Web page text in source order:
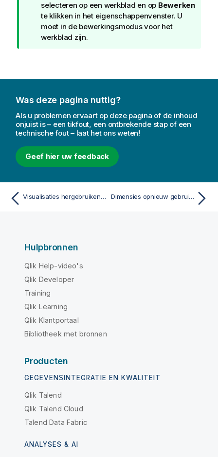
p
selecteren op een werkblad en op Bewerken
te klikken in het eigenschappenvenster. U
moet in de bewerkingsmodus voor het
werkblad zijn.
Was deze pagina nuttig?
Als u problemen ervaart op deze pagina of de inhoud
onjuist is – een tikfout, een ontbrekende stap of een
technische fout – laat het ons weten!
Geef hier uw feedback
Visualisaties hergebruiken met een mastervisualisatie Dimensies opnieuw gebruiken met masterdimensies
Hulpbronnen
Qlik Help-video's
Qlik Developer
Training
Qlik Learning
Qlik Klantportaal
Bibliotheek met bronnen
Producten
GEGEVENSINTEGRATIE EN KWALITEIT
Qlik Talend
Qlik Talend Cloud
Talend Data Fabric
ANALYSES & AI